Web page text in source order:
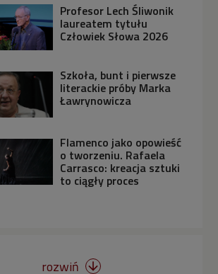
Profesor Lech Śliwonik
laureatem tytułu
Człowiek Słowa 2026
Szkoła, bunt i pierwsze
literackie próby Marka
Ławrynowicza
Flamenco jako opowieść
o tworzeniu. Rafaela
Carrasco: kreacja sztuki
to ciągły proces
rozwiń 